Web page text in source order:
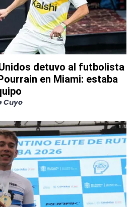
detuvo al futbolista
en Miami: estaba
Cuyo